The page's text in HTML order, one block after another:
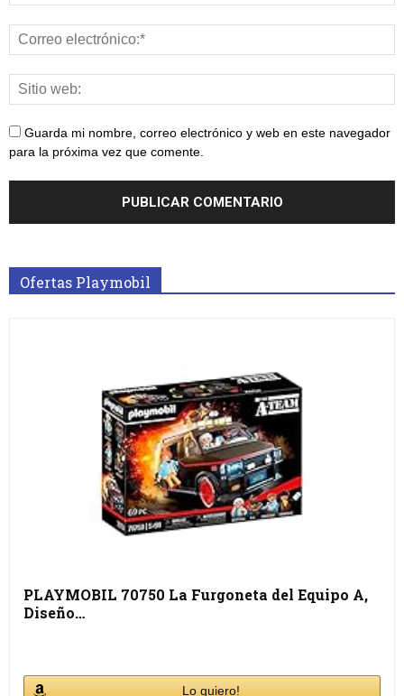
Guarda mi nombre, correo electrónico y web en este navegador
para la próxima vez que comente.
Ofertas Playmobil
PLAYMOBIL 70750 La Furgoneta del Equipo A,
Diseño…
Lo quiero!